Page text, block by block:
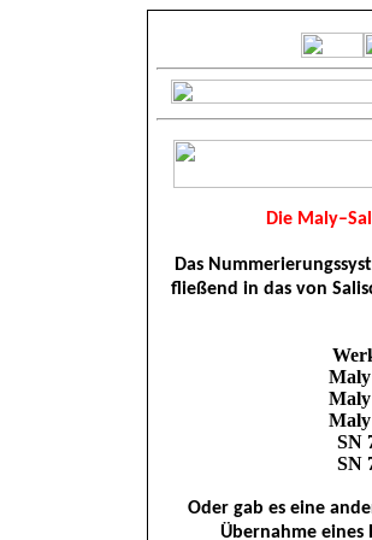
Die
Das
fließend in das von
Maly
Maly
Maly
SN
SN
Oder gab es eine
Übernahme eines